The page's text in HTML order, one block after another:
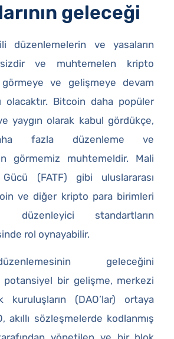
geleceği
düzenlemelerin ve yasaların
ve muhtemelen kripto
görmeye ve gelişmeye devam
olacaktır. Bitcoin daha popüler
yaygın olarak kabul gördükçe,
fazla düzenleme ve
görmemiz muhtemeldir. Mali
(FATF) gibi uluslararası
ve diğer kripto para birimleri
standartların
rol oynayabilir.
geleceğini
potansiyel bir gelişme, merkezi
kuruluşların (DAO’lar) ortaya
akıllı sözleşmelerde kodlanmış